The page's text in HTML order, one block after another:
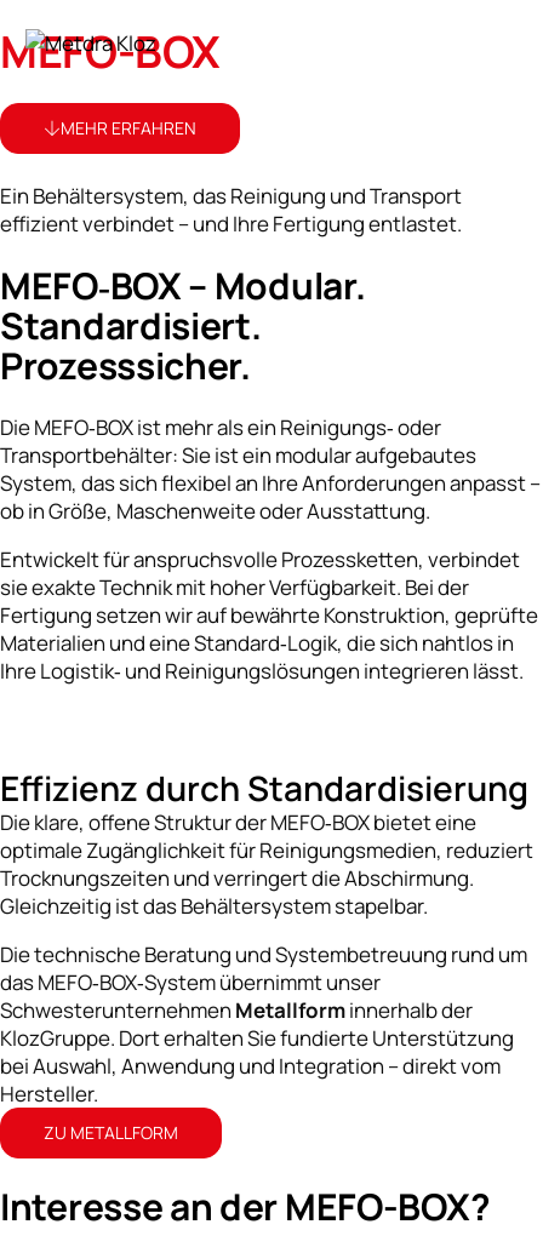
MEFO-BOX
MEHR ERFAHREN
Ein Behältersystem, das Reinigung und Transport
effizient verbindet – und Ihre Fertigung entlastet.
MEFO‑BOX– Modular.
Standardisiert.
Prozess­sicher.
Die MEFO‑BOX ist mehr als ein Reinigungs‑ oder
Transportbehälter: Sie ist ein modular aufgebautes
System, das sich flexibel an Ihre Anforderungen anpasst –
ob in Größe, Maschenweite oder Ausstattung.
Entwickelt für anspruchsvolle Prozessketten, verbindet
sie exakte Technik mit hoher Verfügbarkeit. Bei der
Fertigung setzen wir auf bewährte Konstruktion, geprüfte
Materialien und eine Standard‑Logik, die sich nahtlos in
Ihre Logistik‑ und Reinigungslösungen integrieren lässt.
Effizienz durch Standardisierung
Die klare, offene Struktur der MEFO‑BOX bietet eine
optimale Zugänglichkeit für Reinigungsmedien, reduziert
Trocknungszeiten und verringert die Abschirmung.
Gleichzeitig ist das Behältersystem stapelbar.
Die technische Beratung und Systembetreuung rund um
das MEFO‑BOX‑System übernimmt unser
Schwesterunternehmen Metallforminnerhalb der
KlozGruppe. Dort erhalten Sie fundierte Unterstützung
bei Auswahl, Anwendung und Integration – direkt vom
Hersteller.
ZU METALLFORM
Interesse an der MEFO-BOX?